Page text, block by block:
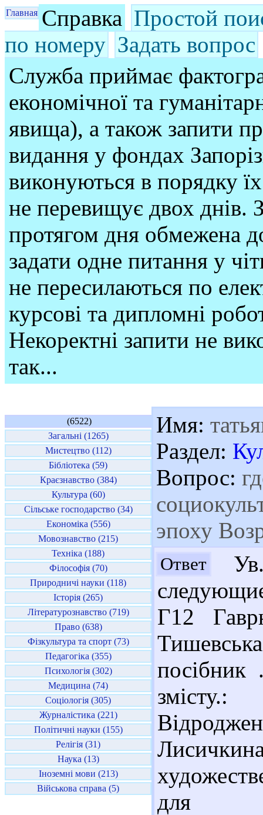
Главная Справка Простой
по номеру Задать вопрос
Служба приймає
економічної та
явища), а також запити
видання у фондах
виконуються в порядку
не перевищує двох днів.
протягом дня обмежена
задати одне питання у
не пересилаються по
курсові та дипломні
Некоректні запити не
так...
(6522)
Загальні (1265)
Мистецтво (112)
Бібліотека (59)
Краєзнавство (384)
Культура (60)
Сільське господарство (34)
Економіка (556)
Мовознавство (215)
Техніка (188)
Філософія (70)
Природничі науки (118)
Історія (265)
Літературознавство (719)
Право (638)
Фізкультура та спорт (73)
Педагогіка (355)
Психологія (302)
Медицина (74)
Соціологія (305)
Журналістика (221)
Політичні науки (155)
Релігія (31)
Наука (13)
Іноземні мови (213)
Військова справа (5)
Имя:
Раздел:
Вопрос:
эпоху
Ответ
Г12
для